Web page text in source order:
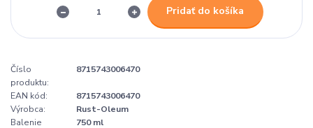
Pridať do košíka
Číslo
produktu:
8715743006470
EAN kód:
8715743006470
Výrobca:
Rust-Oleum
Balenie
750 ml